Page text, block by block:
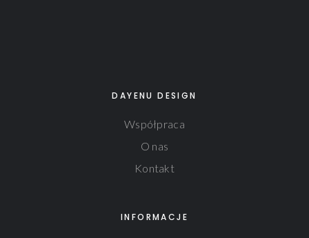
DAYENU DESIGN
Współpraca
O nas
Kontakt
INFORMACJE